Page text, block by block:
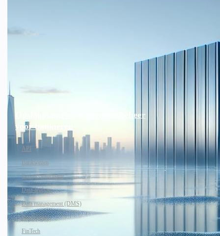
Opslagplaats voor gegevensbeheer
voor bankieren
API
Bankwezen
Bedrijfsinformatie
Data-analyse
Data management (DMS)
Ontdekking
FinTech